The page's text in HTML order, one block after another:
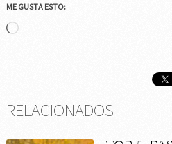
ME GUSTA ESTO:
Cargando...
RELACIONADOS